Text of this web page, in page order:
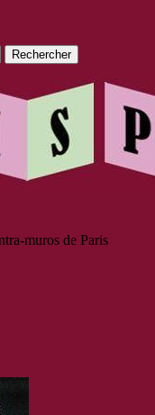
muros de Paris